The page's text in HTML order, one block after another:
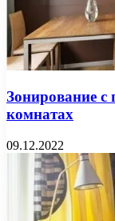
Зонирование
комнатах
09.12.2022